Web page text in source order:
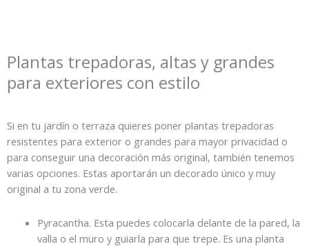
Plantas trepadoras, altas y grandes
para exteriores con estilo​
Si en tu jardín o terraza quieres poner plantas trepadoras
resistentes para exterior o grandes para mayor privacidad o
para conseguir una decoración más original, también tenemos
varias opciones. Estas aportarán un decorado único y muy
original a tu zona verde.
Pyracantha. Esta puedes colocarla delante de la pared, la
valla o el muro y guiarla para que trepe. Es una planta